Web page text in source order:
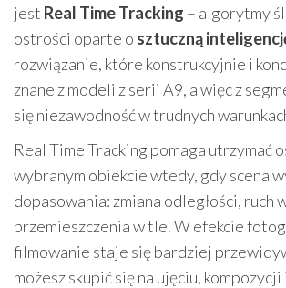
jest Real Time Tracking – algorytmy
ostrości oparte o sztuczną
rozwiązanie, które konstrukcyjnie i
znane z modeli z serii A9, a więc z
się niezawodność w trudnych
Real Time Tracking pomaga utrzymać
wybranym obiekcie wtedy, gdy scena
dopasowania: zmiana odległości, ruch
przemieszczenia w tle. W efekcie
filmowanie staje się bardziej
możesz skupić się na ujęciu,